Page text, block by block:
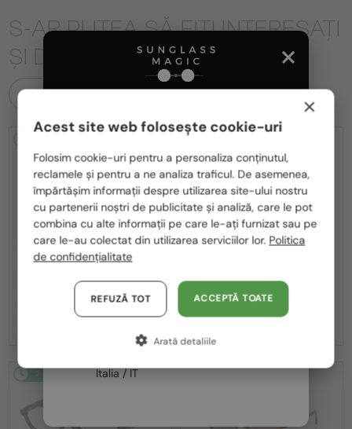
S-AR PUTEA SĂ FIȚI INTERESAȚI
ȘI DE
TOATE PRODUSELE
MIU MIU—Ochelari de soare
1 506 RON 1 133 RON
2-4 ZILE
România / RO
Polska / PL
Magyarország / HU
United Arab Emirates / EN
Austria / AT
Germania / DE
Franța / FR
Italia / IT
×
Acest site web folosește cookie-uri
Folosim cookie-uri pentru a personaliza conținutul,
reclamele și pentru a ne analiza traficul. De asemenea,
împărtășim informații despre utilizarea site-ului nostru
cu partenerii noștri de publicitate și analiză, care le pot
combina cu alte informații pe care le-ați furnizat sau pe
care le-au colectat din utilizarea serviciilor lor. Politica
de confidențialitate
ACCEPTĂ TOATE
REFUZĂ TOT
Arată detaliile